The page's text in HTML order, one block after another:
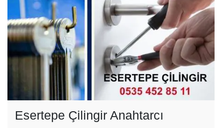
Esertepe Çilingir Anahtarcı